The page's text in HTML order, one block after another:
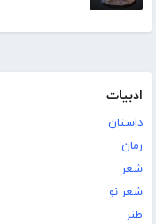
ادبیات
داستان
رمان
شعر
شعر نو
طنز